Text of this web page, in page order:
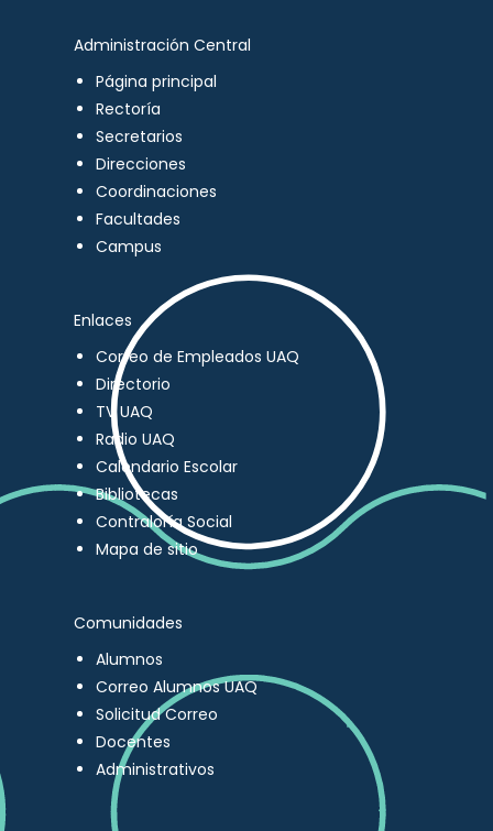
Administración Central
Página principal
Rectoría
Secretarios
Direcciones
Coordinaciones
Facultades
Campus
Enlaces
Correo de Empleados UAQ
Directorio
TV UAQ
Radio UAQ
Calendario Escolar
Bibliotecas
Contraloría Social
Mapa de sitio
Comunidades
Alumnos
Correo Alumnos UAQ
Solicitud Correo
Docentes
Administrativos